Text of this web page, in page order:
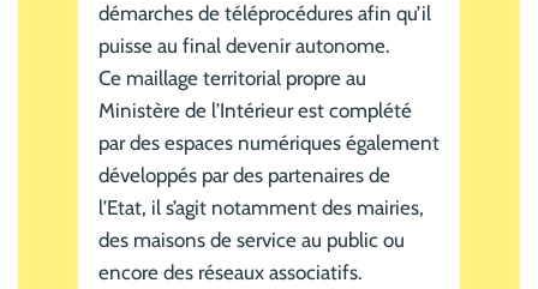
démarches de téléprocédures afin qu’il
puisse au final devenir autonome.
Ce maillage territorial propre au
Ministère de l’Intérieur est complété
par des espaces numériques également
développés par des partenaires de
l’Etat, il s’agit notamment des mairies,
des maisons de service au public ou
encore des réseaux associatifs.